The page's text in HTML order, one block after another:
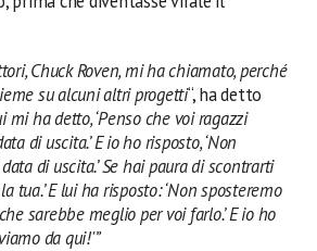
Chuck Roven, mi ha chiamato, perché
su alcuni altri progetti“, ha detto
mi ha detto, ‘Penso che voi ragazzi
di uscita.’ E io ho risposto, ‘Non
di uscita.’ Se hai paura di scontrarti
tua.’ E lui ha risposto: ‘Non sposteremo
sarebbe meglio per voi farlo.’ E io ho
da qui!'”